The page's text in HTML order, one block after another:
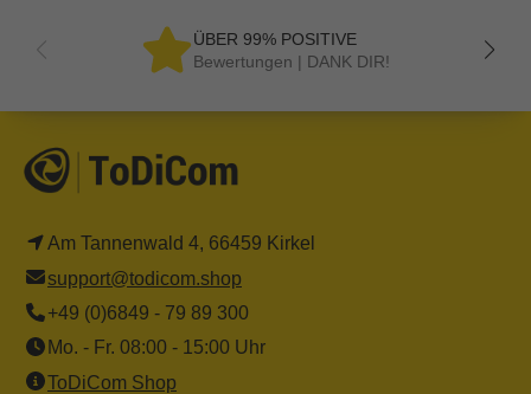
ÜBER 99% POSITIVE
Bewertungen | DANK DIR!
Am Tannenwald 4, 66459 Kirkel
support@todicom.shop
+49 (0)6849 - 79 89 300
Mo. - Fr. 08:00 - 15:00 Uhr
ToDiCom Shop